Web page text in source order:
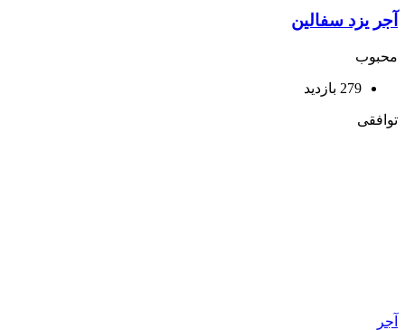
آجر یزد سفالین
محبوب
279 بازدید
توافقی
آجر